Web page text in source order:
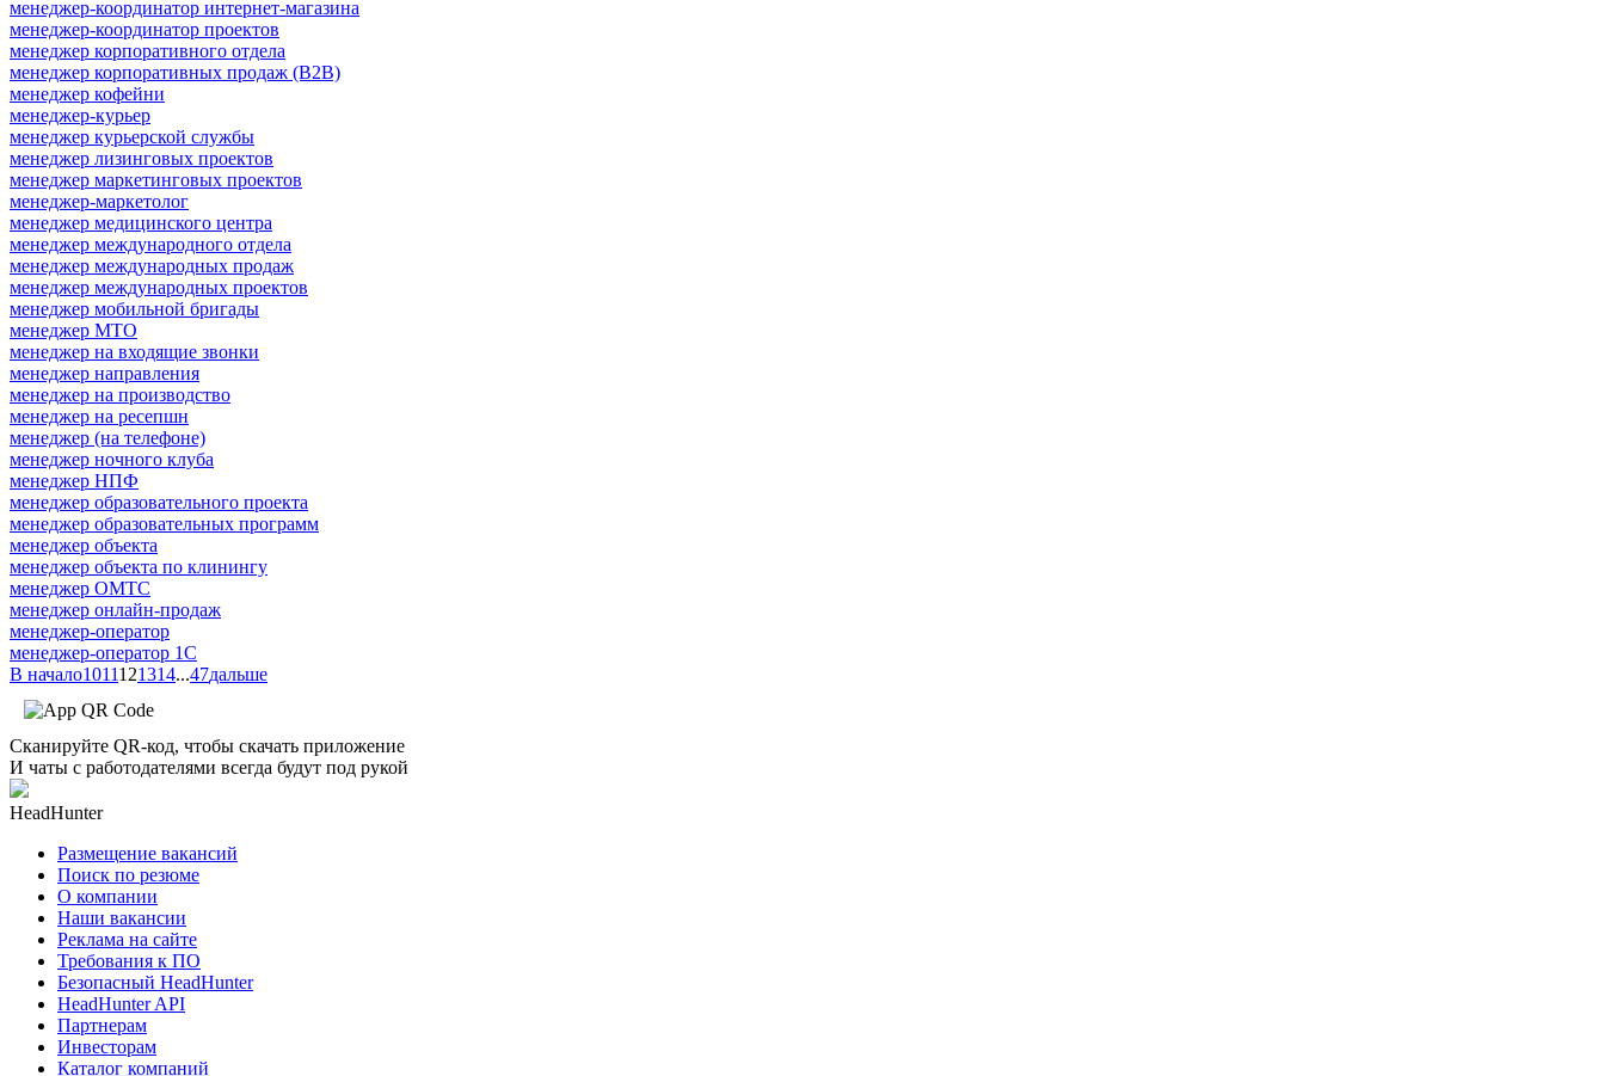
менеджер-координатор интернет-магазина
менеджер-координатор проектов
менеджер корпоративного отдела
менеджер корпоративных продаж (B2B)
менеджер кофейни
менеджер-курьер
менеджер курьерской службы
менеджер лизинговых проектов
менеджер маркетинговых проектов
менеджер-маркетолог
менеджер медицинского центра
менеджер международного отдела
менеджер международных продаж
менеджер международных проектов
менеджер мобильной бригады
менеджер МТО
менеджер на входящие звонки
менеджер направления
менеджер на производство
менеджер на ресепшн
менеджер (на телефоне)
менеджер ночного клуба
менеджер НПФ
менеджер образовательного проекта
менеджер образовательных программ
менеджер объекта
менеджер объекта по клинингу
менеджер ОМТС
менеджер онлайн-продаж
менеджер-оператор
менеджер-оператор 1С
В начало1011121314...47дальше
Сканируйте QR-код, чтобы скачать приложение
И чаты с работодателями всегда будут под рукой
HeadHunter
Размещение вакансий
Поиск по резюме
О компании
Наши вакансии
Реклама на сайте
Требования к ПО
Безопасный HeadHunter
HeadHunter API
Партнерам
Инвесторам
Каталог компаний